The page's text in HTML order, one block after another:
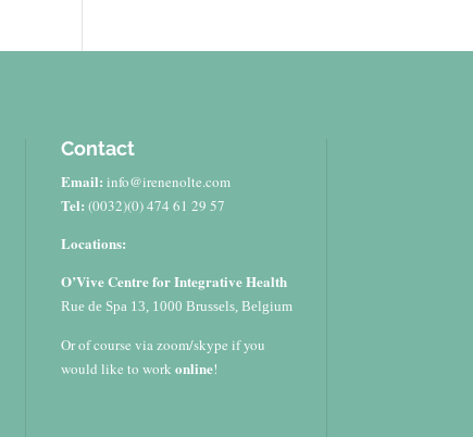
Contact
Email: info@irenenolte.com
Tel: (0032)(0) 474 61 29 57
Locations:
O’Vive Centre for Integrative Health
Rue de Spa 13, 1000 Brussels, Belgium
Or of course via zoom/skype if you
would like to work online!